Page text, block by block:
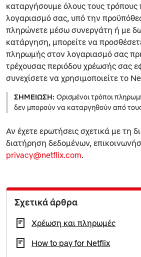
καταργήσουμε όλους τους
λογαριασμό σας, υπό την
πληρώνετε μέσω συνεργάτη ή με
κατάργηση, μπορείτε να
πληρωμής στον λογαριασμό σας
τρέχουσας περιόδου χρέωσής σας
συνεχίσετε να χρησιμοποιείτε το
ΣΗΜΕΊΩΣΗ: Ορισμένοι τρόποι
δεν μπορούν να καταργηθούν από
Αν έχετε ερωτήσεις σχετικά με τη
διατήρηση δεδομένων,
privacy@netflix.com.
Σχετικά άρθρα
Χρέωση και πληρωμές
How to pay for Netflix